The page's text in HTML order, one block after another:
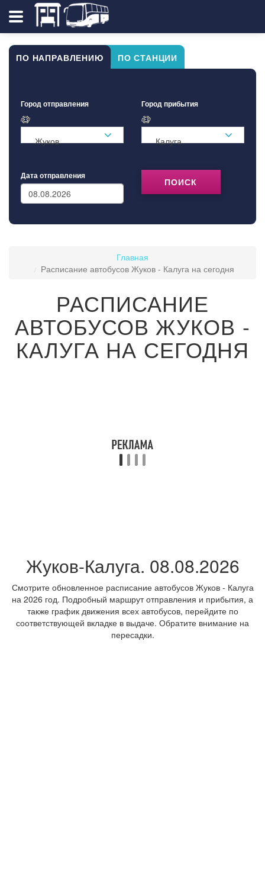
ПО НАПРАВЛЕНИЮ ПО СТАНЦИИ
Город отправления
Жуков
Город прибытия
Калуга
Дата отправления
ПОИСК
Главная
Расписание автобусов Жуков - Калуга на сегодня
РАСПИСАНИЕ
АВТОБУСОВ ЖУКОВ -
КАЛУГА НА СЕГОДНЯ
Жуков-Калуга. 08.08.2026
Смотрите обновленное расписание автобусов Жуков - Калуга
на 2026 год. Подробный маршрут отправления и прибытия, а
также график движения всех автобусов, перейдите по
соответствующей вкладке в выдаче. Обратите внимание на
пересадки.